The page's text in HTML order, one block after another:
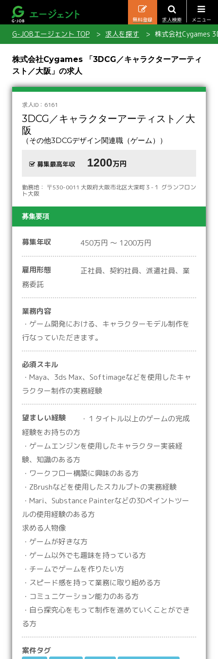
メニュー
求人検索
無料登録
G-JOBエージェント TOP 求人を探す 株式会社Cygames
株式会社Cygames 「3DCG／キャラクターアーティ
スト／大阪」の求人
求人ID：6161
3DCG／キャラクターアーティスト／大
阪
（その他3DCGデザイン関連職（ゲーム））
募集最高年収 1200万円
勤務地： 〒530-0011 大阪府大阪市北区大深町３-１ グランフロン
ト大阪
募集要項
募集年収 450万円 ～ 1200万円
雇用形態
正社員、契約社員、派遣社員、業
務委託
業務内容
・ゲーム開発における、キャラクターモデル制作を
行なっていただきます。
必須スキル
・Maya、3ds Max、Softimageなどを使用したキャ
ラクター制作の実務経験
望ましい経験
・１タイトル以上のゲームの完成
経験をお持ちの方
・ゲームエンジンを使用したキャラクター実装経
験、知識のある方
・ワークフロー構築に興味のある方
・ZBrushなどを使用したスカルプトの実務経験
・Mari、Substance Painterなどの3Dペイントツー
ルの使用経験のある方
求める人物像
・ゲームが好きな方
・ゲーム以外でも趣味を持っている方
・チームでゲームを作りたい方
・スピード感を持って業務に取り組める方
・コミュニケーション能力のある方
・自ら探究心をもって制作を進めていくことができ
る方
案件タグ